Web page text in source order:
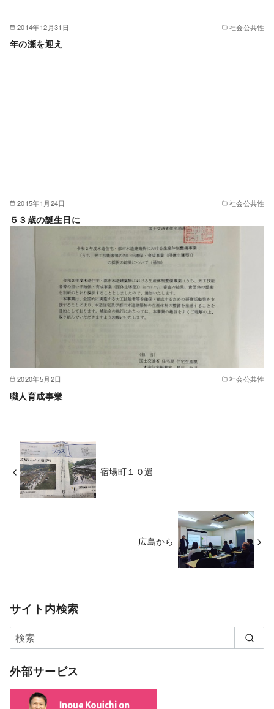
2014年12月31日 社会公共性
年の瀬を迎え
2015年1月24日 社会公共性
５３歳の誕生日に
2020年5月2日 社会公共性
職人育成事業
宿場町１０選
広島から
サイト内検索
外部サービス